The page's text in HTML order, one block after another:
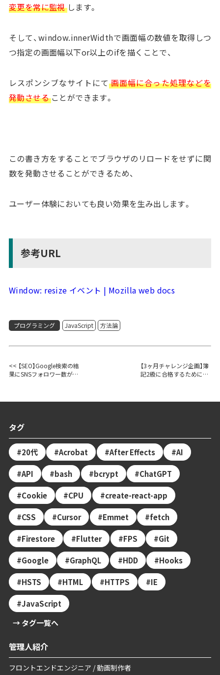
変更を常に監視します。
そして、window.innerWidthで画面幅の数値を取得しつ
つ指定の画面幅以下or以上のifを描くことで、
レスポンシブなサイトにて画面幅に合った処理などを
発動させることができます。
この書き方をすることでブラウザのリロードをせずに関
数を発動させることができるため、
ユーザー体験においても良い効果を生み出します。
参考URL
Window: resize イベント | Mozilla web docs
プログラミング JavaScript 方法論
<< 【SEO】Google検索の結
果にSNSフォロワー数が表
【3ヶ月チャレンジ企画】簿
記2級に合格するためにや
タグ
20代 Acrobat After Effects AI
API bash bcrypt ChatGPT
Cookie CPU create-react-app
CSS Cursor Emmet fetch
Firestore Flutter FPS Git
Google GraphQL HDD Hooks
HSTS HTML HTTPS IE
JavaScript
→ タグ一覧へ
管理人紹介
フロントエンドエンジニア / 動画制作者